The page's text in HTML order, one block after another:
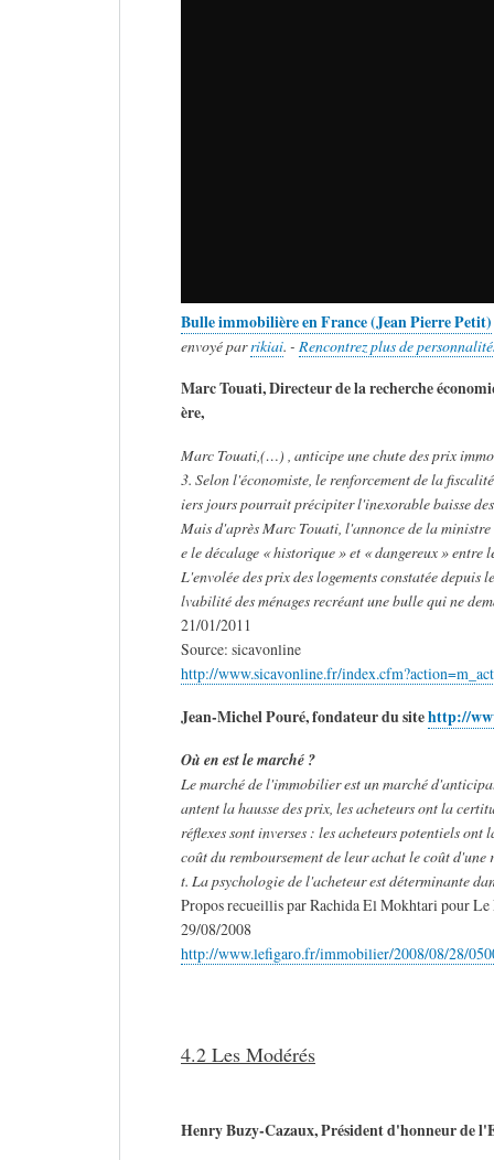
Bulle immobilière en France (Jean Pierre Petit)
envoyé parrikiai. - Rencontrez plus de
Marc Touati, Directeur de la recherche
ère,
Marc Touati,(…) , anticipe une chute des prix
3. Selon l'économiste, le renforcement de la
iers jours pourrait précipiter l'inexorable baisse
Mais d'après Marc Touati, l'annonce de la
e le décalage « historique » et « dangereux » entre
L'envolée des prix des logements constatée depuis
lvabilité des ménages recréant une bulle qui ne
21/01/2011
Source: sicavonline
http://www.sicavonline.fr/
Jean-Michel Pouré, fondateur du sitehttp://
Où en est le marché ?
Le marché de l'immobilier est un marché
antent la hausse des prix, les acheteurs ont la
réflexes sont inverses : les acheteurs potentiels
coût du remboursement de leur achat le coût
t. La psychologie de l'acheteur est déterminante
Propos recueillis par Rachida El Mokhtari pour
29/08/2008
http://www.lefigaro.fr/immobilier/2008/08/28/
4.2 Les Modérés
Henry Buzy-Cazaux, Président d'honneur de